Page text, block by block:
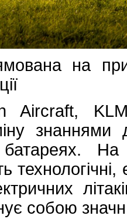
на
Aircraft,
На
собою